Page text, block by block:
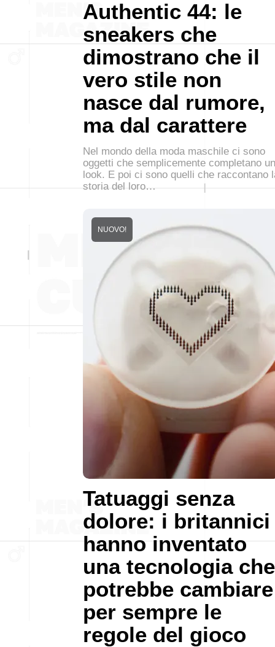
Authentic 44: le
sneakers che
dimostrano che il
vero stile non
nasce dal rumore,
ma dal carattere
Nel mondo della moda maschile ci sono
oggetti che semplicemente completano un
look. E poi ci sono quelli che raccontano
storia del loro…
Tatuaggi senza
dolore: i britannici
hanno inventato
una tecnologia che
potrebbe cambiare
per sempre le
regole del gioco
NUOVO!